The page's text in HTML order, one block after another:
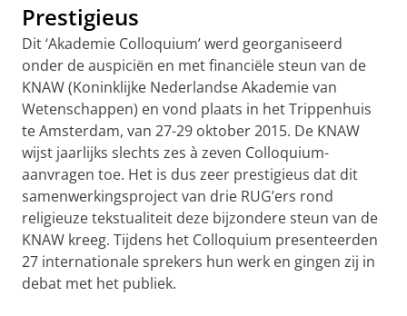
Prestigieus
Dit ‘Akademie Colloquium’ werd georganiseerd
onder de auspiciën en met financiële steun van de
KNAW (Koninklijke Nederlandse Akademie van
Wetenschappen) en vond plaats in het Trippenhuis
te Amsterdam, van 27-29 oktober 2015. De KNAW
wijst jaarlijks slechts zes à zeven Colloquium-
aanvragen toe. Het is dus zeer prestigieus dat dit
samenwerkingsproject van drie RUG’ers rond
religieuze tekstualiteit deze bijzondere steun van de
KNAW kreeg. Tijdens het Colloquium presenteerden
27 internationale sprekers hun werk en gingen zij in
debat met het publiek.